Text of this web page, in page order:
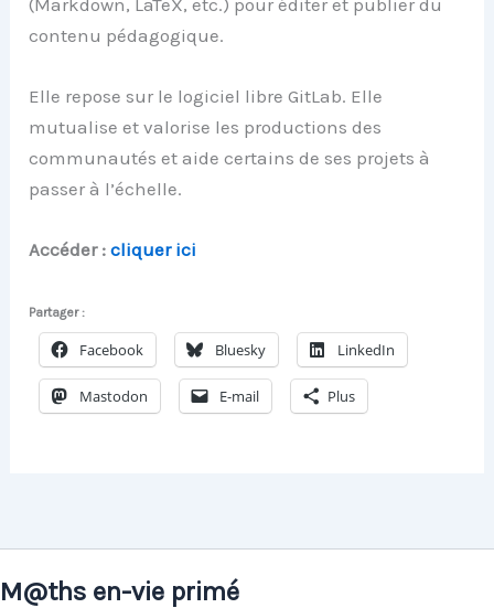
contenu pédagogique.
Elle repose sur le logiciel libre GitLab. Elle
mutualise et valorise les productions des
communautés et aide certains de ses projets à
passer à l’échelle.
Accéder :cliquer ici
Partager :
Facebook Bluesky LinkedIn
Mastodon E-mail Plus
M@ths en-vie primé